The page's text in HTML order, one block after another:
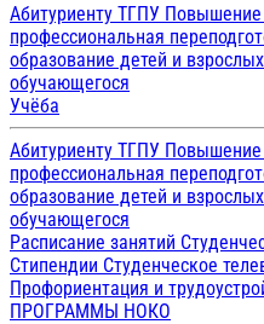
Абитуриенту ТГПУ Повышение
профессиональная
образование детей и взрослых
обучающегося
Учёба
Абитуриенту ТГПУ Повышение
профессиональная
образование детей и взрослых
обучающегося
Расписание занятий
Стипендии Студенческое
Профориентация и
ПРОГРАММЫ НОКО